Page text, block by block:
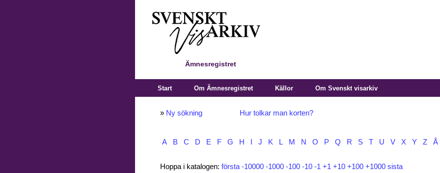
Ämnesregistret
Start Om Ämnesregistret Källor Om Svenskt visarkiv
» Ny sökning Hur tolkar man korten?
A B C D E F G H J K L M N O P Q R S T U V X Y Z Å
Hoppa i katalogen: första -10000 -1000 -100 -10 -1 +1 +10 +100 +1000 sista